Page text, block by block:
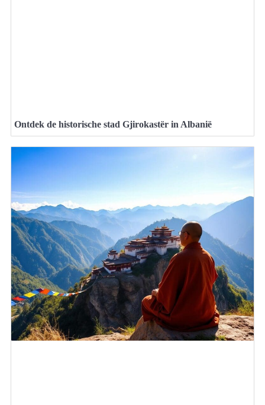
Ontdek de historische stad Gjirokastër in Albanië